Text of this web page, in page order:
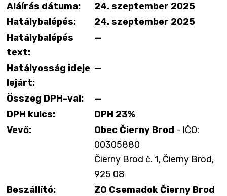
Aláírás dátuma:
24. szeptember 2025
Hatálybalépés:
24. szeptember 2025
Hatálybalépés
text:
—
Hatályosság ideje
lejárt:
—
Összeg DPH-val:
—
DPH kulcs:
DPH 23%
Vevő:
Obec Čierny Brod - IČO:
00305880
Čierny Brod č. 1, Čierny Brod,
925 08
Beszállító:
ZO Csemadok Čierny Brod